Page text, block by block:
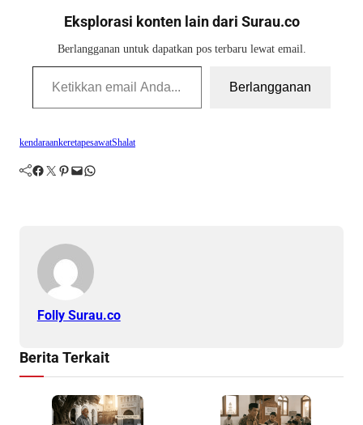
Eksplorasi konten lain dari Surau.co
Berlangganan untuk dapatkan pos terbaru lewat email.
Ketikkan email Anda...
Berlangganan
kendaraankeretapesawatShalat
Facebook Twitter Pinterest Mail WhatsApp
Folly Surau.co
Berita Terkait